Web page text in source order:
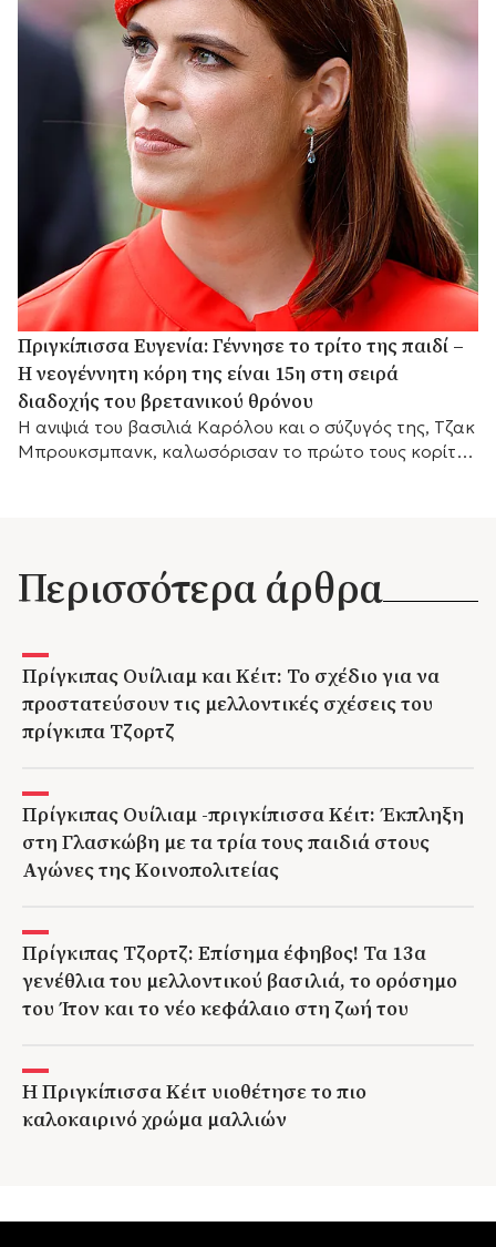
Πριγκίπισσα Ευγενία: Γέννησε το τρίτο της παιδί –
Η νεογέννητη κόρη της είναι 15η στη σειρά
διαδοχής του βρετανικού θρόνου
Η ανιψιά του βασιλιά Καρόλου και ο σύζυγός της, Τζακ
Μπρουκσμπανκ, καλωσόρισαν το πρώτο τους κορίτσι,
Περισσότερα άρθρα
Πρίγκιπας Ουίλιαμ και Κέιτ: Το σχέδιο για να
προστατεύσουν τις μελλοντικές σχέσεις του
πρίγκιπα Τζορτζ
Πρίγκιπας Ουίλιαμ -πριγκίπισσα Κέιτ: Έκπληξη
στη Γλασκώβη με τα τρία τους παιδιά στους
Αγώνες της Κοινοπολιτείας
Πρίγκιπας Τζορτζ: Επίσημα έφηβος! Τα 13α
γενέθλια του μελλοντικού βασιλιά, το ορόσημο
του Ίτον και το νέο κεφάλαιο στη ζωή του
Η Πριγκίπισσα Κέιτ υιοθέτησε το πιο
καλοκαιρινό χρώμα μαλλιών